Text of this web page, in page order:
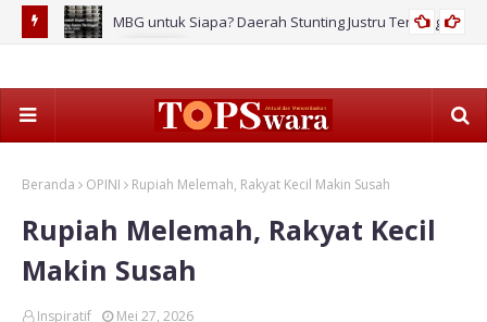
MBG untuk Siapa? Daerah Stunting Justru Tertinggal!
Beranda OPINI Rupiah Melemah, Rakyat Kecil Makin Susah
Rupiah Melemah, Rakyat Kecil
Makin Susah
Inspiratif Mei 27, 2026